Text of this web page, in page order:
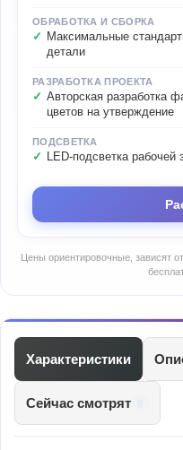
ОБРАБОТКА И СБОРКА
Максимальные
детали
РАЗРАБОТКА ПРОЕКТА
Авторская разработка
цветов на утверждение
ПОДСВЕТКА
LED-подсветка
Цены ориентировочные, зависят
Характеристики
Сейчас смотрят